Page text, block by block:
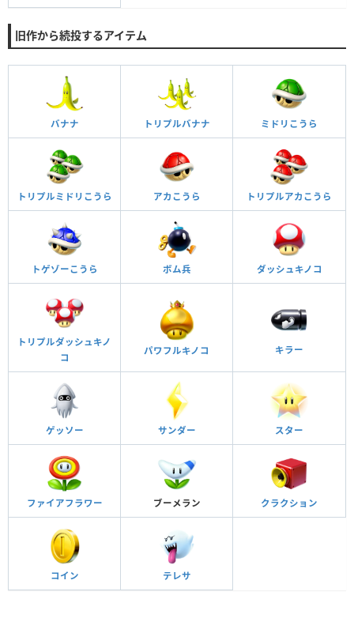
旧作から続投するアイテム
バナナ トリプルバナナ ミドリこうら
トリプルミドリこうら アカこうら トリプルアカこうら
トゲゾーこうら ボム兵 ダッシュキノコ
トリプルダッシュキノ
コ
パワフルキノコ キラー
ゲッソー サンダー スター
ファイアフラワー ブーメラン クラクション
コイン テレサ